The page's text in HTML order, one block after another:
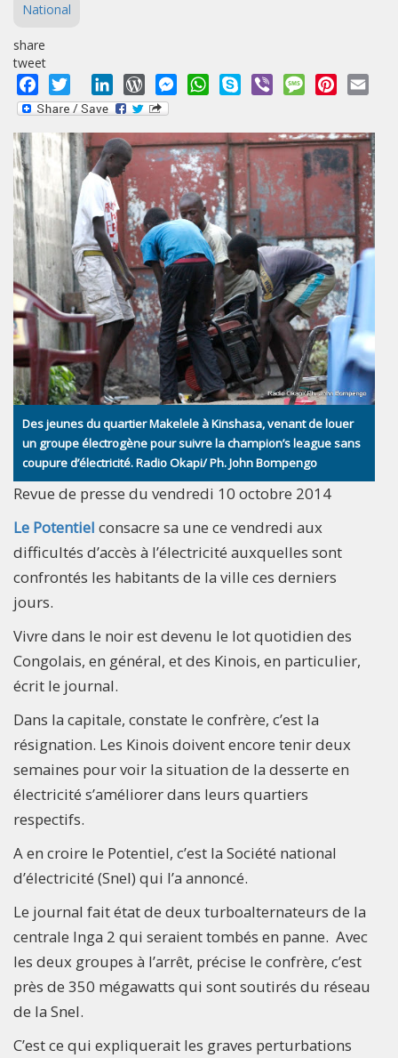
National
share
tweet
Facebook
Twitter LinkedInWordPressMessengerWhatsApp
Skype Viber MessagePinterest
Des jeunes du quartier Makelele à Kinshasa, venant de louer
un groupe électrogène pour suivre la champion’s league sans
coupure d’électricité. Radio Okapi/ Ph. John Bompengo
Revue de presse du vendredi 10 octobre 2014
Le Potentiel consacre sa une ce vendredi aux
difficultés d’accès à l’électricité auxquelles sont
confrontés les habitants de la ville ces derniers
jours.
Vivre dans le noir est devenu le lot quotidien des
Congolais, en général, et des Kinois, en particulier,
écrit le journal.
Dans la capitale, constate le confrère, c’est la
résignation. Les Kinois doivent encore tenir deux
semaines pour voir la situation de la desserte en
électricité s’améliorer dans leurs quartiers
respectifs.
A en croire le Potentiel, c’est la Société national
d’électricité (Snel) qui l’a annoncé.
Le journal fait état de deux turboalternateurs de la
centrale Inga 2 qui seraient tombés en panne. Avec
les deux groupes à l’arrêt, précise le confrère, c’est
près de 350 mégawatts qui sont soutirés du réseau
de la Snel.
C’est ce qui expliquerait les graves perturbations